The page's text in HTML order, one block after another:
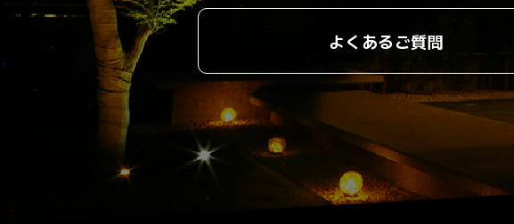
よくあるご質問